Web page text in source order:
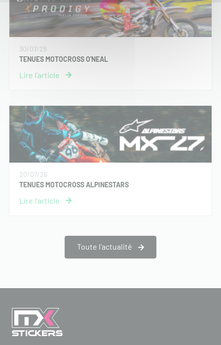
30/07/26
TENUES MOTOCROSS O'NEAL
20/07/26
TENUES MOTOCROSS ALPINESTARS
Toute l’actualité